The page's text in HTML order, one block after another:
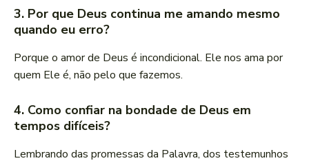
3. Por que Deus continua me amando mesmo
quando eu erro?
Porque o amor de Deus é incondicional. Ele nos ama por
quem Ele é, não pelo que fazemos.
4. Como confiar na bondade de Deus em
tempos difíceis?
Lembrando das promessas da Palavra, dos testemunhos